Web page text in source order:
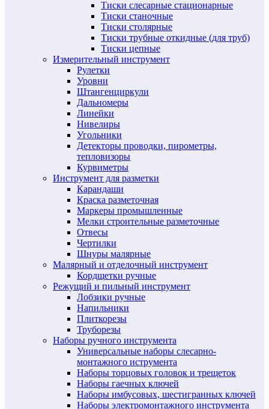
Тиски слесарные стационарные
Тиски станочные
Тиски столярные
Тиски трубные откидные (для труб)
Тиски цепные
Измерительный инструмент
Рулетки
Уровни
Штангенциркули
Дальномеры
Линейки
Нивелиры
Угольники
Детекторы проводки, пирометры,
тепловизоры
Курвиметры
Инструмент для разметки
Карандаши
Краска разметочная
Маркеры промышленные
Мелки строительные разметочные
Отвесы
Чертилки
Шнуры малярные
Малярный и отделочный инструмент
Кордщетки ручные
Режущий и пильный инструмент
Лобзики ручные
Напильники
Плиткорезы
Труборезы
Наборы ручного инструмента
Универсальные наборы слесарно-
монтажного иструмента
Наборы торцовых головок и трещеток
Наборы гаечных ключей
Наборы имбусовых, шестигранных ключей
Наборы электромонтажного инструмента